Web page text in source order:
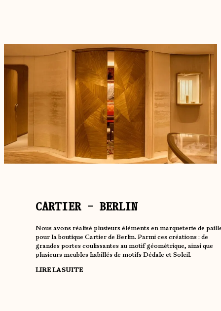
CARTIER – BERLIN
Nous avons réalisé plusieurs éléments en marqueterie de
pour la boutique Cartier de Berlin. Parmi ces créations : de
grandes portes coulissantes au motif géométrique, ainsi que
plusieurs meubles habillés de motifs Dédale et Soleil.
LIRE LA SUITE